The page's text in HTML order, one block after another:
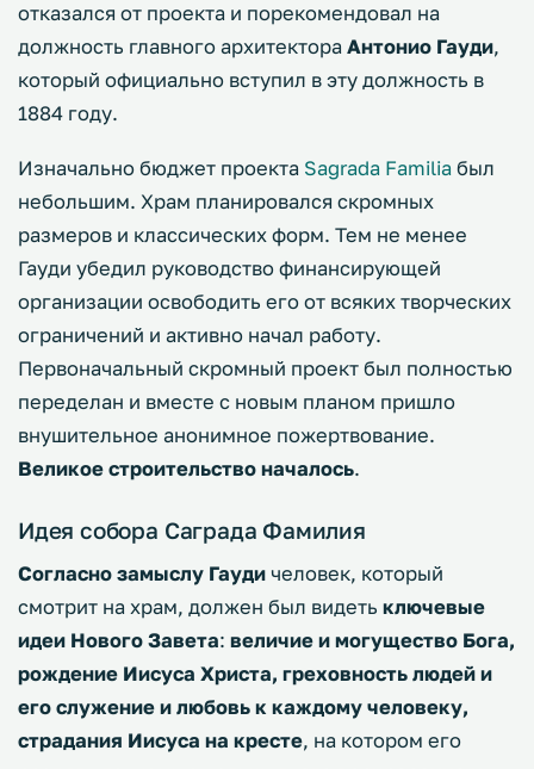
отказался от проекта и порекомендовал на
должность главного архитектора Антонио Гауди,
который официально вступил в эту должность в
1884 году.
Изначально бюджет проекта Sagrada Familia был
небольшим. Храм планировался скромных
размеров и классических форм. Тем не менее
Гауди убедил руководство финансирующей
организации освободить его от всяких творческих
ограничений и активно начал работу.
Первоначальный скромный проект был полностью
переделан и вместе с новым планом пришло
внушительное анонимное пожертвование.
Великое строительство началось.
Идея собора Саграда Фамилия
Согласно замыслу Гауди человек, который
смотрит на храм, должен был видеть ключевые
идеи Нового Завета: величие и могущество Бога,
рождение Иисуса Христа, греховность людей и
его служение и любовь к каждому человеку,
страдания Иисуса на кресте, на котором его